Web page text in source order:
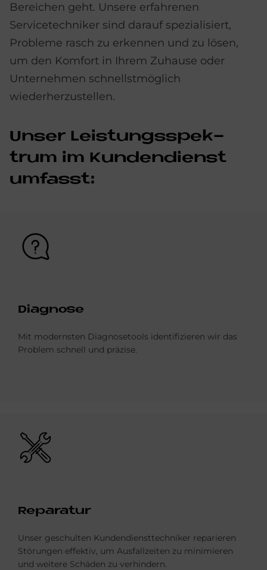
Bereichen geht. Unsere erfahrenen
Servicetechniker sind darauf spezialisiert,
Probleme rasch zu erkennen und zu lösen,
um den Komfort in Ihrem Zuhause oder
Unternehmen schnellstmöglich
wiederherzustellen.
Un­ser Lei­stungs­spek­
trum im Kun­den­dienst
um­fasst:
Bild
Dia­gno­se
Mit modernsten Diagnosetools identifizieren wir das
Problem schnell und präzise.
Bild
Re­pa­ra­tur
Unser geschulten Kundendiensttechniker reparieren
Störungen effektiv, um Ausfallzeiten zu minimieren
und weitere Schäden zu verhindern.